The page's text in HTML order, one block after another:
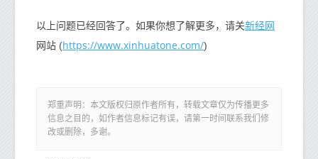
以上问题已经回答了。如果你想了解更多，请关新经网
网站 (https://www.xinhuatone.com/)
郑重声明：本文版权归原作者所有，转载文章仅为传播更多
信息之目的，如作者信息标记有误，请第一时间联系我们修
改或删除，多谢。